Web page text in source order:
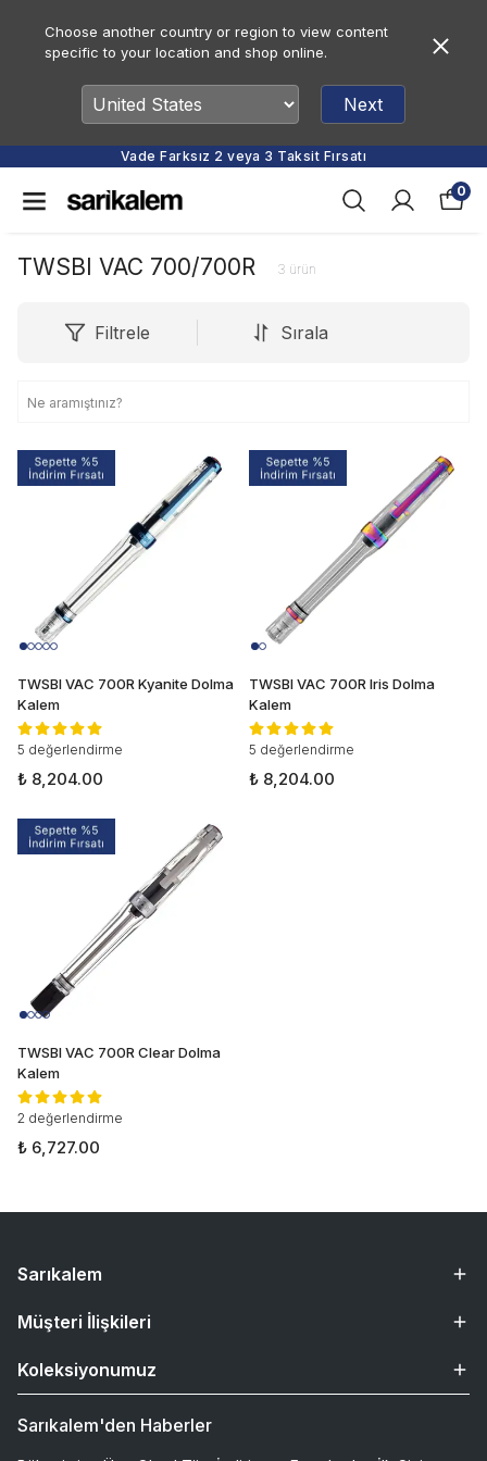
Choose another country or region to view content
specific to your location and shop online.
Next
Vade Farksız 2 veya 3 Taksit Fırsatı
0
TWSBI VAC 700/700R 3 ürün
Filtrele Sırala
TWSBI VAC 700R Kyanite Dolma
Kalem
5 değerlendirme
₺ 8,204.00
TWSBI VAC 700R Iris Dolma
Kalem
5 değerlendirme
₺ 8,204.00
TWSBI VAC 700R Clear Dolma
Kalem
2 değerlendirme
₺ 6,727.00
Sarıkalem
Müşteri İlişkileri
Koleksiyonumuz
Sarıkalem'den Haberler